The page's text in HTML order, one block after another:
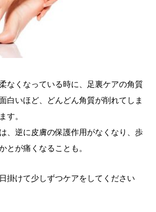
なくなっている時に、足裏ケアの角質
白いほど、どんどん角質が削れてしま
す。
、逆に皮膚の保護作用がなくなり、歩
とが痛くなることも。
掛けて少しずつケアをしてください